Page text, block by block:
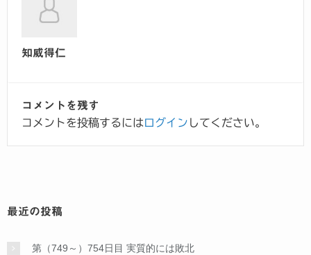
知威得仁
コメントを残す
コメントを投稿するにはログイン してください。
最近の投稿
第（749～）754日目 実質的には敗北